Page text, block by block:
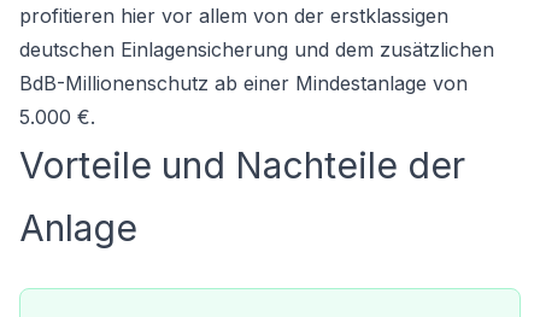
profitieren hier vor allem von der erstklassigen
deutschen Einlagensicherung und dem zusätzlichen
BdB-Millionenschutz ab einer Mindestanlage von
5.000 €.
Vorteile und Nachteile der
Anlage